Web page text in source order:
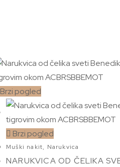
Brzi pogled
Brzi pogled
Muški nakit, Narukvica
NARUKVICA OD ČELIKA